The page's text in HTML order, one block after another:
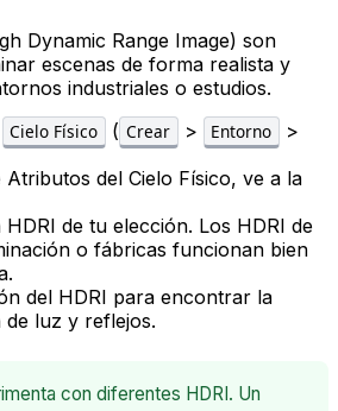
Dynamic Range Image) son
escenas de forma realista y
industriales o estudios.
Cielo Físico ( Crear > Entorno >
Atributos del Cielo Físico, ve a la
de tu elección. Los HDRI de
o fábricas funcionan bien
del HDRI para encontrar la
de luz y reflejos.
con diferentes HDRI. Un